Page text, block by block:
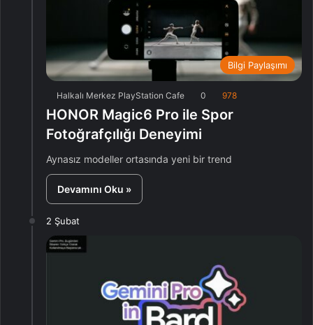
Bilgi Paylaşımı
Halkalı Merkez PlayStation Cafe 0 978
HONOR Magic6 Pro ile Spor
Fotoğrafçılığı Deneyimi
Aynasız modeller ortasında yeni bir trend
Devamını Oku »
2 Şubat